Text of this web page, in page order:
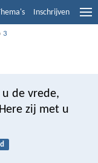
Inschrijven
›3
u de vrede,
zij met u